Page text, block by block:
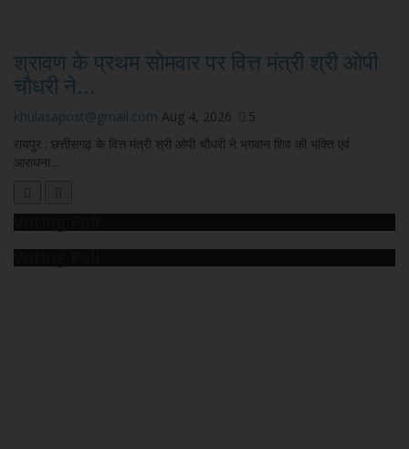
श्रावण के प्रथम सोमवार पर वित्त मंत्री श्री ओपी
चौधरी ने...
khulasapost@gmail.com Aug 4, 2026
5
रायपुर : छत्तीसगढ़ के वित्त मंत्री श्री ओपी चौधरी ने भगवान शिव की भक्ति एवं
आराधना...